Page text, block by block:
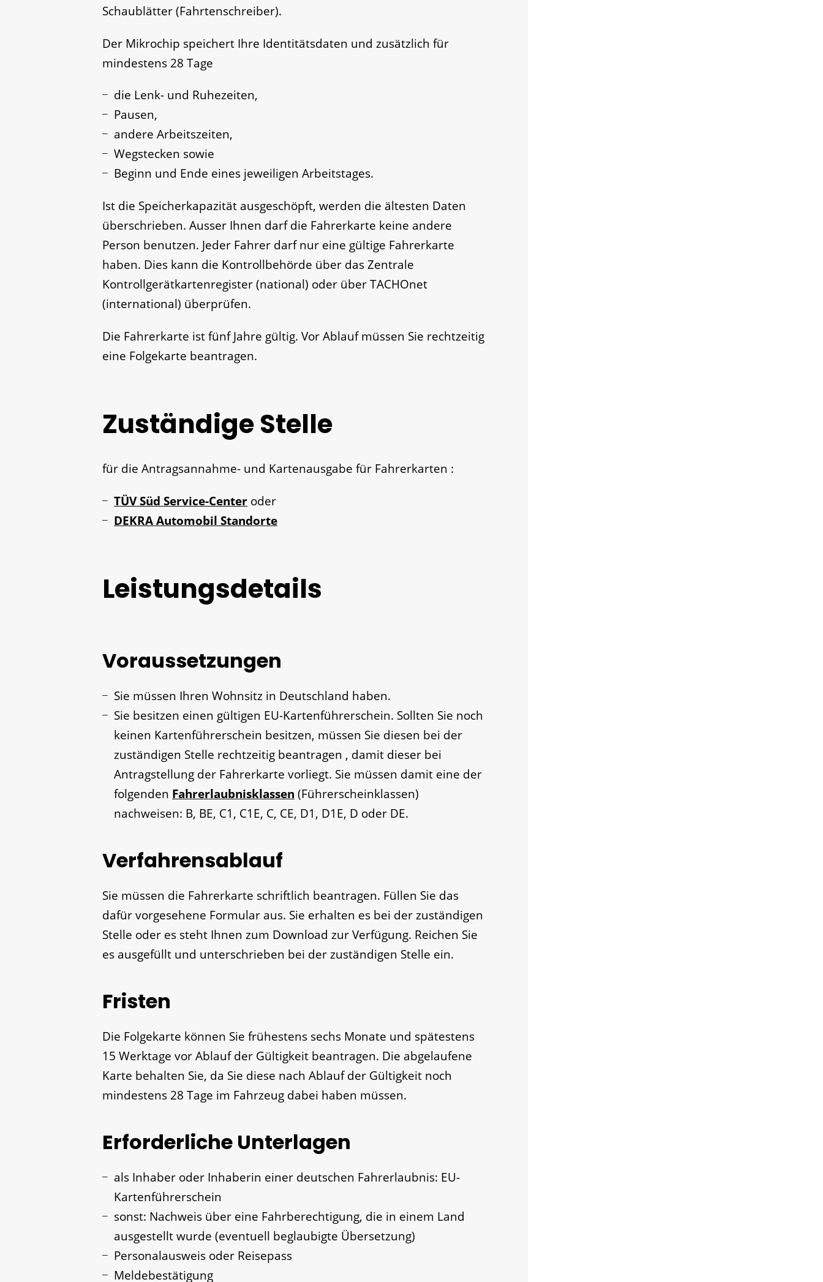
Schaublätter (Fahrtenschreiber).
Der Mikrochip speichert Ihre Identitätsdaten und zusätzlich für
mindestens 28 Tage
die Lenk- und Ruhezeiten,
Pausen,
andere Arbeitszeiten,
Wegstecken sowie
Beginn und Ende eines jeweiligen Arbeitstages.
Ist die Speicherkapazität ausgeschöpft, werden die ältesten Daten
überschrieben. Ausser Ihnen darf die Fahrerkarte keine andere
Person benutzen. Jeder Fahrer darf nur eine gültige Fahrerkarte
haben. Dies kann die Kontrollbehörde über das Zentrale
Kontrollgerätkartenregister (national) oder über TACHOnet
(international) überprüfen.
Die Fahrerkarte ist fünf Jahre gültig. Vor Ablauf müssen Sie rechtzeitig
eine Folgekarte beantragen.
Zuständige Stelle
für die Antragsannahme- und Kartenausgabe für Fahrerkarten :
TÜV Süd Service-Center oder
DEKRA Automobil Standorte
Leistungsdetails
Voraussetzungen
Sie müssen Ihren Wohnsitz in Deutschland haben.
Sie besitzen einen gültigen EU-Kartenführerschein. Sollten Sie noch
keinen Kartenführerschein besitzen, müssen Sie diesen bei der
zuständigen Stelle rechtzeitig beantragen , damit dieser bei
Antragstellung der Fahrerkarte vorliegt. Sie müssen damit eine der
folgenden Fahrerlaubnisklassen (Führerscheinklassen)
nachweisen: B, BE, C1, C1E, C, CE, D1, D1E, D oder DE.
Verfahrensablauf
Sie müssen die Fahrerkarte schriftlich beantragen. Füllen Sie das
dafür vorgesehene Formular aus. Sie erhalten es bei der zuständigen
Stelle oder es steht Ihnen zum Download zur Verfügung. Reichen Sie
es ausgefüllt und unterschrieben bei der zuständigen Stelle ein.
Fristen
Die Folgekarte können Sie frühestens sechs Monate und spätestens
15 Werktage vor Ablauf der Gültigkeit beantragen. Die abgelaufene
Karte behalten Sie, da Sie diese nach Ablauf der Gültigkeit noch
mindestens 28 Tage im Fahrzeug dabei haben müssen.
Erforderliche Unterlagen
als Inhaber oder Inhaberin einer deutschen Fahrerlaubnis: EU-
Kartenführerschein
sonst: Nachweis über eine Fahrberechtigung, die in einem Land
ausgestellt wurde (eventuell beglaubigte Übersetzung)
Personalausweis oder Reisepass
Meldebestätigung